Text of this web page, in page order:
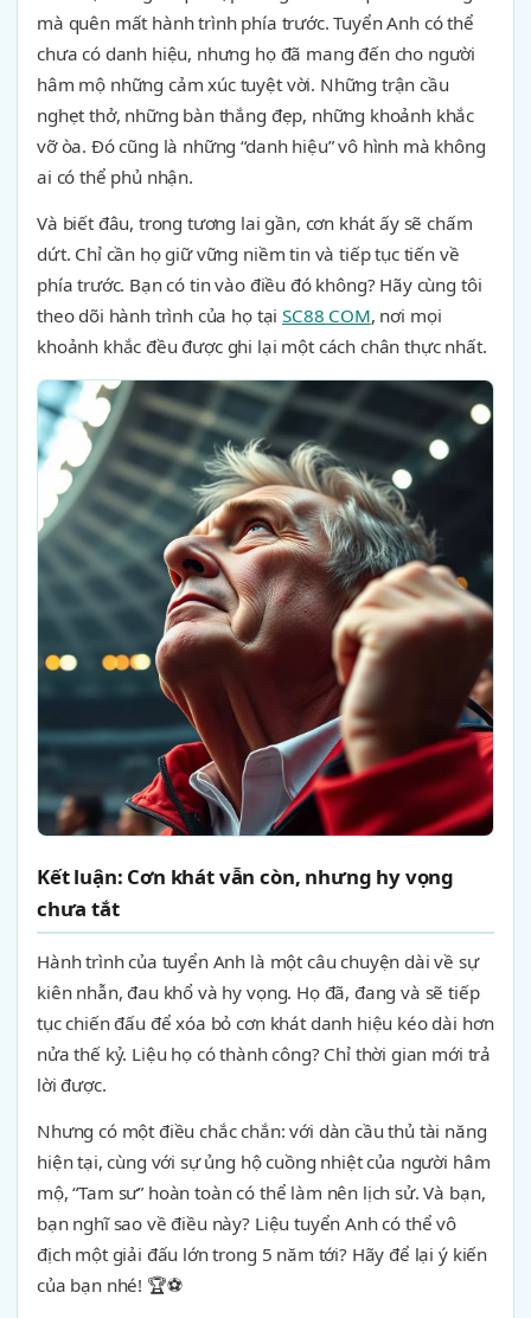
mà quên mất hành trình phía trước. Tuyển Anh có thể
chưa có danh hiệu, nhưng họ đã mang đến cho người
hâm mộ những cảm xúc tuyệt vời. Những trận cầu
nghẹt thở, những bàn thắng đẹp, những khoảnh khắc
vỡ òa. Đó cũng là những “danh hiệu” vô hình mà không
ai có thể phủ nhận.
Và biết đâu, trong tương lai gần, cơn khát ấy sẽ chấm
dứt. Chỉ cần họ giữ vững niềm tin và tiếp tục tiến về
phía trước. Bạn có tin vào điều đó không? Hãy cùng tôi
theo dõi hành trình của họ tạiSC88 COM, nơi mọi
khoảnh khắc đều được ghi lại một cách chân thực nhất.
Kết luận: Cơn khát vẫn còn, nhưng hy vọng
chưa tắt
Hành trình của tuyển Anh là một câu chuyện dài về sự
kiên nhẫn, đau khổ và hy vọng. Họ đã, đang và sẽ tiếp
tục chiến đấu để xóa bỏ cơn khát danh hiệu kéo dài hơn
nửa thế kỷ. Liệu họ có thành công? Chỉ thời gian mới trả
lời được.
Nhưng có một điều chắc chắn: với dàn cầu thủ tài năng
hiện tại, cùng với sự ủng hộ cuồng nhiệt của người hâm
mộ, “Tam sư” hoàn toàn có thể làm nên lịch sử. Và bạn,
bạn nghĩ sao về điều này? Liệu tuyển Anh có thể vô
địch một giải đấu lớn trong 5 năm tới? Hãy để lại ý kiến
của bạn nhé! 🏆⚽